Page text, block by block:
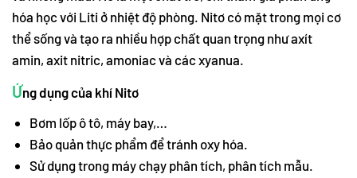
hóa học với Liti ở nhiệt độ phòng. Nitơ có mặt trong mọi cơ
thể sống và tạo ra nhiều hợp chất quan trọng như axít
amin, axit nitric, amoniac và các xyanua.
Ứng dụng của khí Nitơ
Bơm lốp ô tô, máy bay,…
Bảo quản thực phẩm để tránh oxy hóa.
Sử dụng trong máy chạy phân tích, phân tích mẫu.